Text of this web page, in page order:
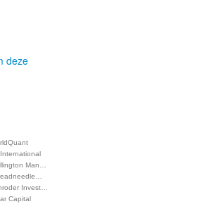
deze
Man…
Invest…
Capital